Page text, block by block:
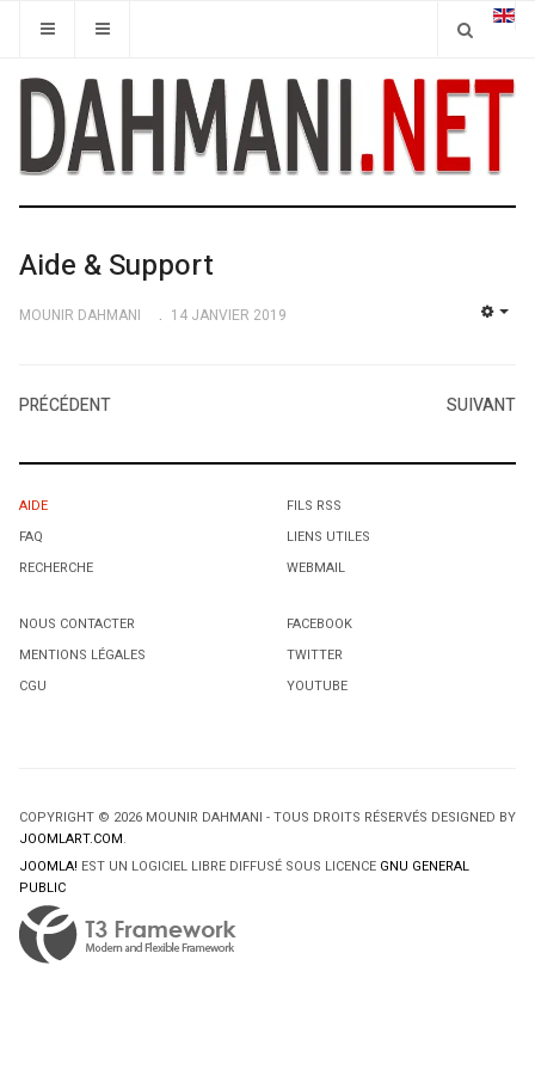
Aide & Support
MOUNIR DAHMANI 14 JANVIER 2019
PRÉCÉDENT SUIVANT
AIDE
FAQ
RECHERCHE
FILS RSS
LIENS UTILES
WEBMAIL
NOUS CONTACTER
MENTIONS LÉGALES
CGU
FACEBOOK
TWITTER
YOUTUBE
COPYRIGHT © 2026 MOUNIR DAHMANI - TOUS DROITS RÉSERVÉS DESIGNED BY
JOOMLART.COM.
JOOMLA! EST UN LOGICIEL LIBRE DIFFUSÉ SOUS LICENCE GNU GENERAL
PUBLIC